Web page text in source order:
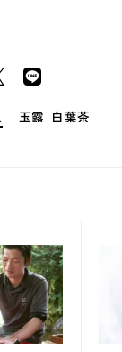
玉露 白葉茶